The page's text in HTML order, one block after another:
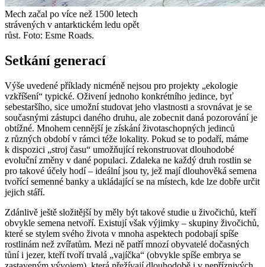
Mech začal po více než 1500 letech
strávených v antarktickém ledu opět
růst. Foto: Esme Roads.
Setkání generací
Výše uvedené příklady nicméně nejsou pro projekty „ekologie
vzkříšení“ typické. Oživení jednoho konkrétního jedince, byť
sebestaršího, sice umožní studovat jeho vlastnosti a srovnávat je se
současnými zástupci daného druhu, ale zobecnit daná pozorování je
obtížné. Mnohem cennější je získání životaschopných jedinců
z různých období v rámci téže lokality. Pokud se to podaří, máme
k dispozici „stroj času“ umožňující rekonstruovat dlouhodobé
evoluční změny v dané populaci. Zdaleka ne každý druh rostlin se
pro takové účely hodí – ideální jsou ty, jež mají dlouhověká semena
tvořící semenné banky a ukládající se na místech, kde lze dobře určit
jejich stáří.
Zdánlivě ještě složitější by měly být takové studie u živočichů, kteří
obvykle semena netvoří. Existují však výjimky – skupiny živočichů,
které se stylem svého života v mnoha aspektech podobají spíše
rostlinám než zvířatům. Mezi ně patří mnozí obyvatelé dočasných
tůní i jezer, kteří tvoří trvalá „vajíčka“ (obvykle spíše embrya se